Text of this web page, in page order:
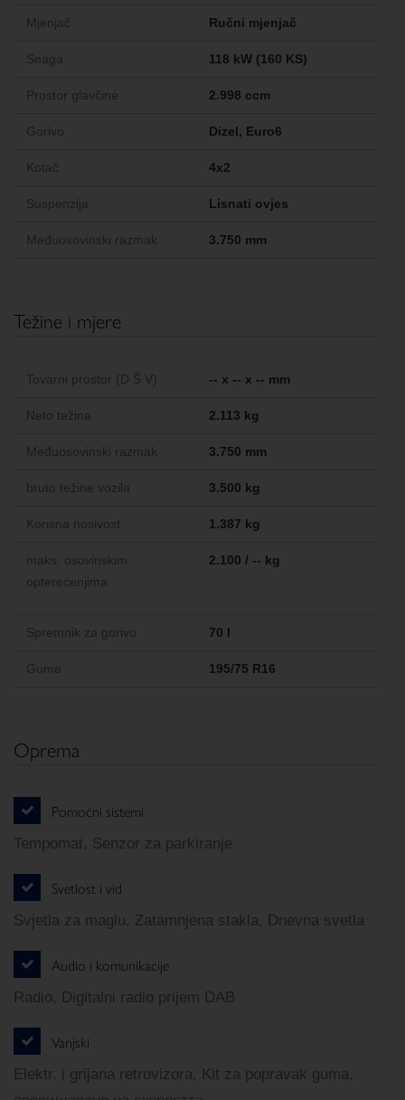
Mjenjač Ručni mjenjač
Snaga 118 kW (160 KS)
Prostor glavčine 2.998 ccm
Gorivo Dizel, Euro6
Kotač 4x2
Suspenzija Lisnati ovjes
Međuosovinski razmak 3.750 mm
Težine i mjere
Tovarni prostor (D Š V) -- x -- x -- mm
Neto težina 2.113 kg
Međuosovinski razmak 3.750 mm
bruto težine vozila 3.500 kg
Korisna nosivost 1.387 kg
maks. osovinskim
opterećenjima
2.100 / -- kg
Spremnik za gorivo 70 l
Gume 195/75 R16
Oprema
Pomoćni sistemi
Tempomat, Senzor za parkiranje
Svetlost i vid
Svjetla za maglu, Zatamnjena stakla, Dnevna svetla
Audio i komunikacije
Radio, Digitalni radio prijem DAB
Vanjski
Elektr. i grijana retrovizora, Kit za popravak guma,